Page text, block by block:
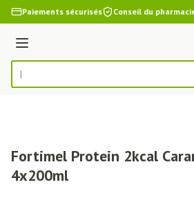
Aller au contenu
Paiements sécurisés Conseil du
Menu
Rechercher
Fortimel Protein 2kcal
4x200ml